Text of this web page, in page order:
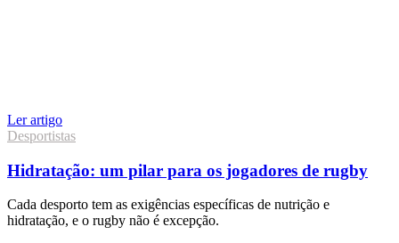
Ler artigo
Desportistas
Hidratação: um pilar para os jogadores de rugby
Cada desporto tem as exigências específicas de nutrição e
hidratação, e o rugby não é excepção.